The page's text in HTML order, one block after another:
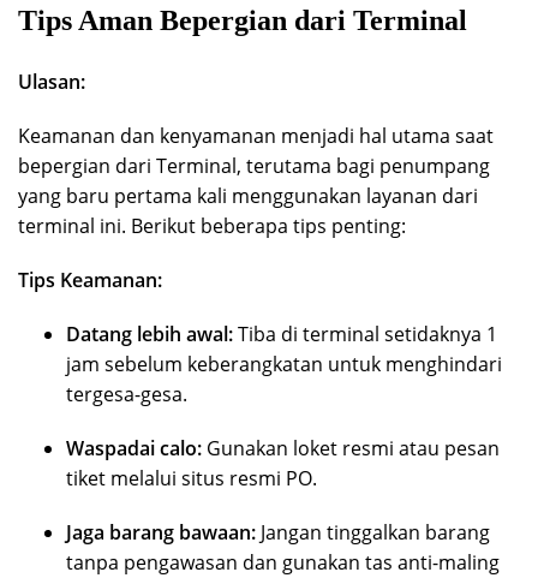
Tips Aman Bepergian dari Terminal
Ulasan:
Keamanan dan kenyamanan menjadi hal utama saat
bepergian dari Terminal, terutama bagi penumpang
yang baru pertama kali menggunakan layanan dari
terminal ini. Berikut beberapa tips penting:
Tips Keamanan:
Datang lebih awal:Tiba di terminal setidaknya 1
jam sebelum keberangkatan untuk menghindari
tergesa-gesa.
Waspadai calo: Gunakan loket resmi atau pesan
tiket melalui situs resmi PO.
Jaga barang bawaan: Jangan tinggalkan barang
tanpa pengawasan dan gunakan tas anti-maling